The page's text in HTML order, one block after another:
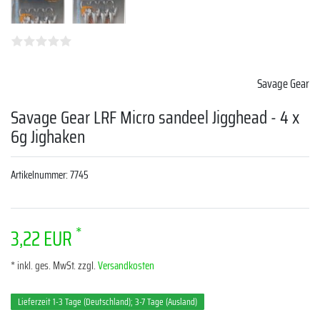
Savage Gear
Savage Gear LRF Micro sandeel Jigghead - 4 x
6g Jighaken
Artikelnummer:7745
3,22 EUR *
* inkl. ges. MwSt. zzgl.Versandkosten
Lieferzeit 1-3 Tage (Deutschland); 3-7 Tage (Ausland)